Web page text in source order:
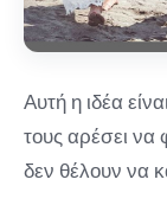
Αυτή η ιδέα
τους αρέσει να
δεν θέλουν να